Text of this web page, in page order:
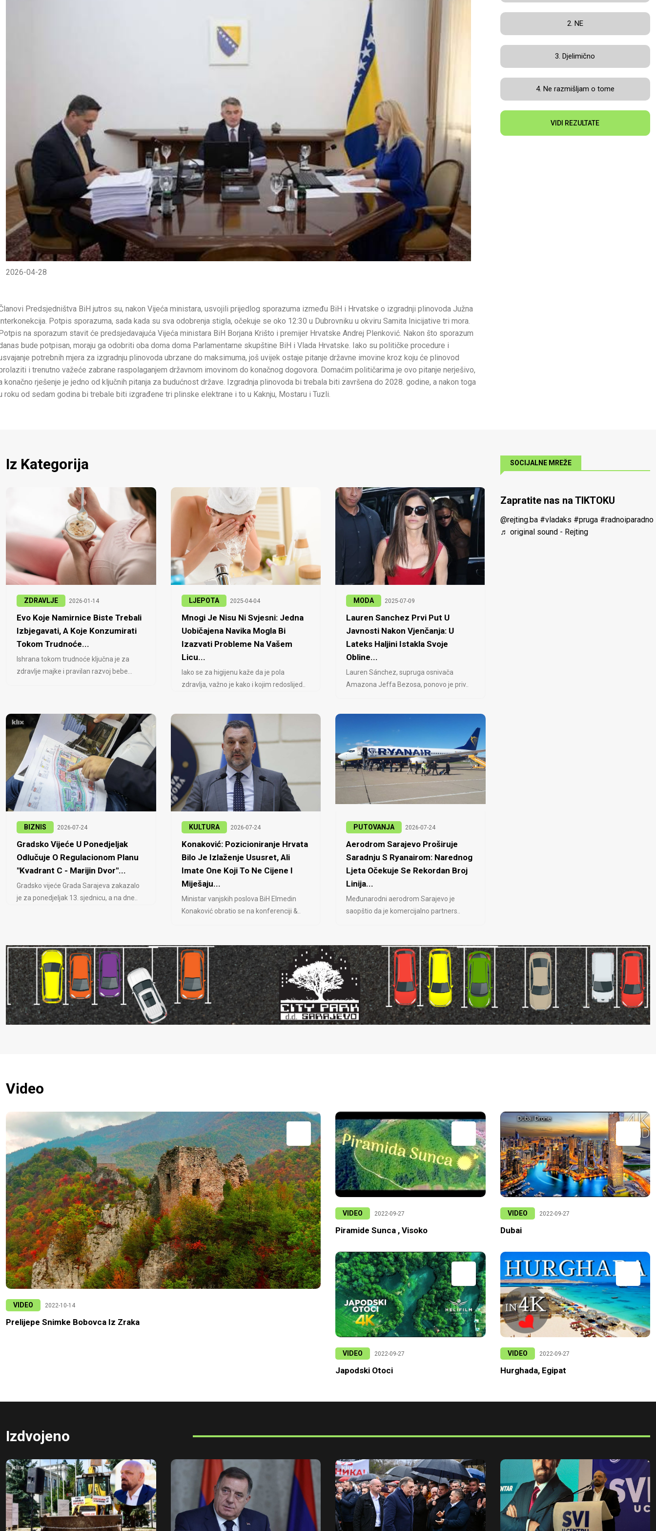
2026-04-28
Predsjedništva BiH jutros su, nakon Vijeća ministara, usvojili prijedlog sporazuma između BiH i Hrvatske o izgradnji plinovoda Južna
Potpis sporazuma, sada kada su sva odobrenja stigla, očekuje se oko 12:30 u Dubrovniku u okviru Samita Inicijative tri mora.
na sporazum stavit će predsjedavajuća Vijeća ministara BiH Borjana Krišto i premijer Hrvatske Andrej Plenković. Nakon što sporazum
bude potpisan, moraju ga odobriti oba doma doma Parlamentarne skupštine BiH i Vlada Hrvatske. Iako su političke procedure i
potrebnih mjera za izgradnju plinovoda ubrzane do maksimuma, još uvijek ostaje pitanje državne imovine kroz koju će plinovod
i trenutno važeće zabrane raspolaganjem državnom imovinom do konačnog dogovora. Domaćim političarima je ovo pitanje nerješivo,
konačno rješenje je jedno od ključnih pitanja za budućnost države. Izgradnja plinovoda bi trebala biti završena do 2028. godine, a nakon toga
roku od sedam godina bi trebale biti izgrađene tri plinske elektrane i to u Kaknju, Mostaru i Tuzli.
2. NE
3. Djelimično
4. Ne razmišljam o tome
VIDI REZULTATE
Iz Kategorija
ZDRAVLJE 2026-01-14
Evo Koje Namirnice Biste Trebali
Izbjegavati, A Koje Konzumirati
Tokom Trudnoće...
Ishrana tokom trudnoće ključna je za
zdravlje majke i pravilan razvoj bebe...
LJEPOTA 2025-04-04
Mnogi Je Nisu Ni Svjesni: Jedna
Uobičajena Navika Mogla Bi
Izazvati Probleme Na Vašem
Licu...
Iako se za higijenu kaže da je pola
zdravlja, važno je kako i kojim redoslijed..
MODA 2025-07-09
Lauren Sanchez Prvi Put U
Javnosti Nakon Vjenčanja: U
Lateks Haljini Istakla Svoje
Obline...
Lauren Sánchez, supruga osnivača
Amazona Jeffa Bezosa, ponovo je priv..
BIZNIS 2026-07-24
Gradsko Vijeće U Ponedjeljak
Odlučuje O Regulacionom Planu
"Kvadrant C - Marijin Dvor"...
Gradsko vijeće Grada Sarajeva zakazalo
je za ponedjeljak 13. sjednicu, a na dne..
KULTURA 2026-07-24
Konaković: Pozicioniranje Hrvata
Bilo Je Izlaženje Ususret, Ali
Imate One Koji To Ne Cijene I
Miješaju...
Ministar vanjskih poslova BiH Elmedin
Konaković obratio se na konferenciji &..
PUTOVANJA 2026-07-24
Aerodrom Sarajevo Proširuje
Saradnju S Ryanairom: Narednog
Ljeta Očekuje Se Rekordan Broj
Linija...
Međunarodni aerodrom Sarajevo je
saopštio da je komercijalno partners..
SOCIJALNE MREŽE
Zapratite nas na TIKTOKU
@rejting.ba #vladaks #pruga #radnoiparadno
♬ original sound - Rejting
Video
VIDEO 2022-10-14
Prelijepe Snimke Bobovca Iz Zraka
VIDEO 2022-09-27
Piramide Sunca , Visoko
VIDEO 2022-09-27
Japodski Otoci
VIDEO 2022-09-27
Dubai
VIDEO 2022-09-27
Hurghada, Egipat
Izdvojeno